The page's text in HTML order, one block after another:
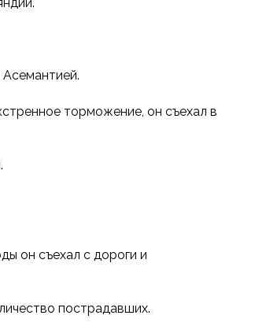
торможение, он съехал в
он съехал с дороги и
пострадавших.